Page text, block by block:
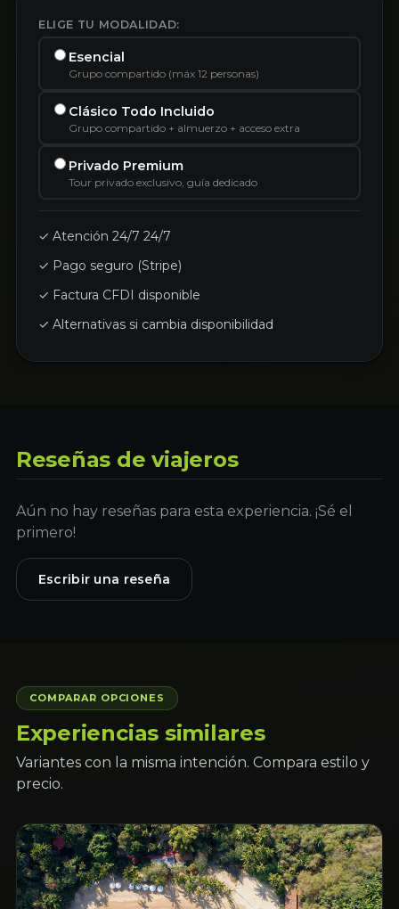
ELIGE TU MODALIDAD:
Esencial
Grupo compartido (máx 12 personas)
Clásico Todo Incluido
Grupo compartido + almuerzo + acceso extra
Privado Premium
Tour privado exclusivo, guía dedicado
✓ Atención 24/7 24/7
✓ Pago seguro (Stripe)
✓ Factura CFDI disponible
✓ Alternativas si cambia disponibilidad
Reseñas de viajeros
Aún no hay reseñas para esta experiencia. ¡Sé el
primero!
Escribir una reseña
COMPARAR OPCIONES
Experiencias similares
Variantes con la misma intención. Compara estilo y
precio.